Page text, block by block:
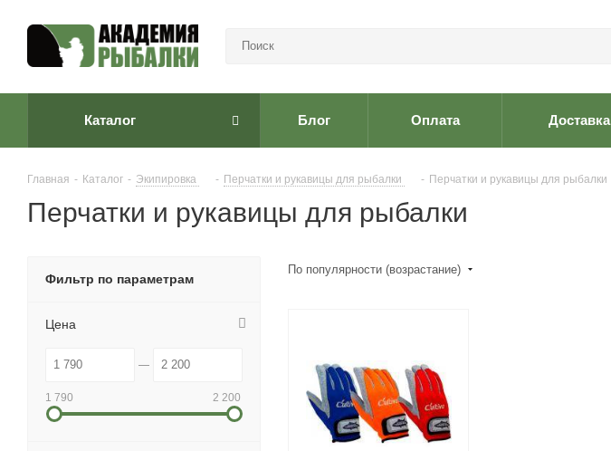
Каталог Блог Оплата Доставка
Главная - Каталог - Экипировка - Перчатки и рукавицы для рыбалки - Перчатки и рукавицы для рыбалки
Перчатки и рукавицы для рыбалки
По популярности (возрастание)
Фильтр по параметрам
Цена
1 790 2 200